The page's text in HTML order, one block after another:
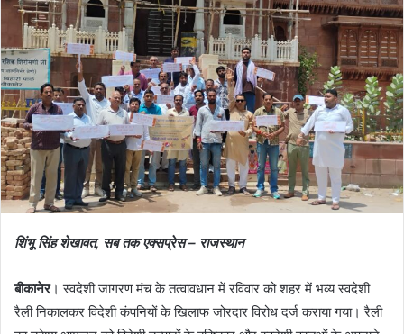
शिंभू सिंह शेखावत, सब तक एक्सप्रेस – राजस्थान
बीकानेर। स्वदेशी जागरण मंच के तत्वावधान में रविवार को शहर में भव्य स्वदेशी
रैली निकालकर विदेशी कंपनियों के खिलाफ जोरदार विरोध दर्ज कराया गया। रैली